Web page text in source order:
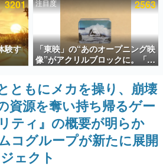
覧
事
数千以上！ ページビュー数万以上！ などな
々に読まれた、電ファミ渾身の“殿堂入り”記
した。
画書
クリエイターの方々に製作時のエピソードをお
トする企画（ゲーム）とは何か？を探ってい
いてはいけない。『赫本』は、〈試験問題〉
編ホラー小説集です。
ルマ
ブレ
ルライク』無料公開。返事に失
敗すると「YOU DIED」
3201
験す
ィッ
ング
コの
注目度 2563
「東映」の“あのオープニング映
像”がアクリルブロックに。「東
映ヒストリカル グッズコレクシ
ョン」が8月下旬より発売
ともにメカを操り、崩壊
資源を奪い持ち帰るゲー
ティ』の概要が明らか
コグループが新たに展開
ェクト